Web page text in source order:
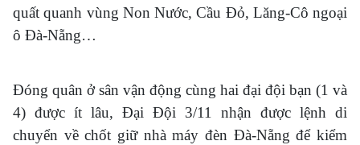
quất quanh vùng Non Nước, Cầu Đỏ, Lăng-Cô ngoại
ô Đà-Nẵng…
Đóng quân ở sân vận động cùng hai đại đội bạn (1 và
4) được ít lâu, Đại Đội 3/11 nhận được lệnh di
chuyển về chốt giữ nhà máy đèn Đà-Nẵng để kiểm